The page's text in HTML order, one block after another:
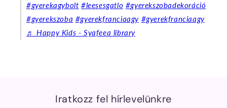
#gyerekagybolt #leesesgatlo #gyerekszobadekoráció
#gyerekszoba #gyerekfranciaagy #gyerekfranciaagy
♬ Happy Kids - Syafeea library
Iratkozz fel hírlevelünkre